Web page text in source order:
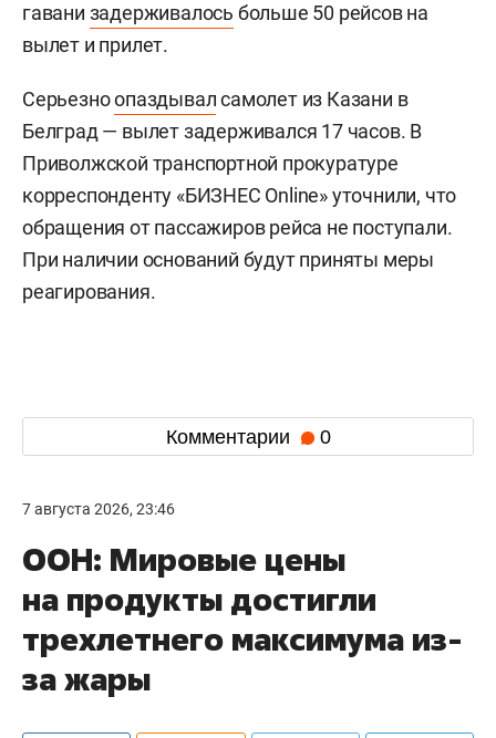
гавани задерживалось больше 50 рейсов на
вылет и прилет.
Серьезноопаздывалсамолет из Казани в
Белград — вылет задерживался 17 часов. В
Приволжской транспортной прокуратуре
корреспонденту «БИЗНЕС Online» уточнили, что
обращения от пассажиров рейса не поступали.
При наличии оснований будут приняты меры
реагирования.
Комментарии 0
7 августа 2026, 23:46
ООН: Мировые цены
на продукты достигли
трехлетнего максимума из-
за жары